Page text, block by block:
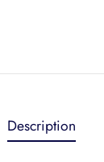
Description